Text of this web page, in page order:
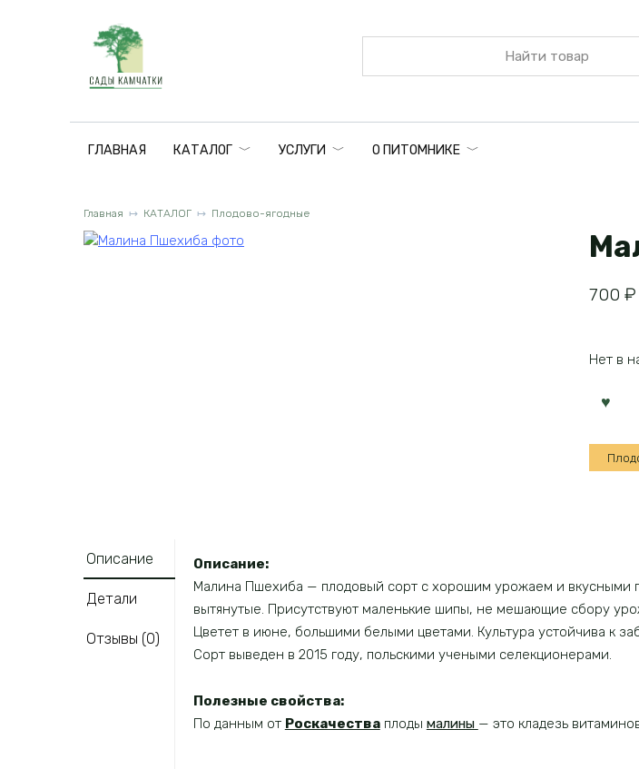
ГЛАВНАЯ КАТАЛОГ УСЛУГИ О ПИТОМНИКЕ
Главная КАТАЛОГ Плодово-ягодные
700₽
Нет в
Описание
Детали
Отзывы (0)
Описание:
Малина Пшехиба — плодовый сорт с хорошим урожаем и вкусными
вытянутые. Присутствуют маленькие шипы, не мешающие сбору
Цветет в июне, большими белыми цветами. Культура устойчива к
Сорт выведен в 2015 году, польскими учеными селекционерами.
Полезные свойства:
По данным от Роскачестваплоды малины — это кладезь